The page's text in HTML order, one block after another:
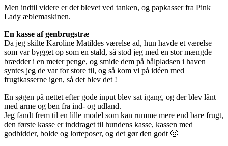
Men indtil videre er det blevet ved tanken, og papkasser fra Pink
Lady æblemaskinen.
En kasse af genbrugstræ
Da jeg skilte Karoline Matildes værelse ad, hun havde et værelse
som var bygget op som en stald, så stod jeg med en stor mængde
brædder i en meter penge, og smide dem på bålpladsen i haven
syntes jeg de var for store til, og så kom vi på idéen med
frugtkasserne igen, så det blev det !
En søgen på nettet efter gode input blev sat igang, og der blev lånt
med arme og ben fra ind- og udland.
Jeg fandt frem til en lille model som kan rumme mere end bare frugt,
den første kasse er inddraget til hundens kasse, kassen med
godbidder, bolde og lorteposer, og det gør den godt 🙂